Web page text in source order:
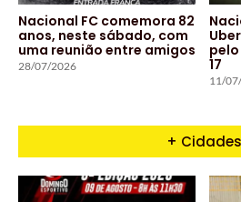
Nacional FC comemora 82
anos, neste sábado, com
uma reunião entre amigos
28/07/2026
pelo
17
11/
+ Cidades